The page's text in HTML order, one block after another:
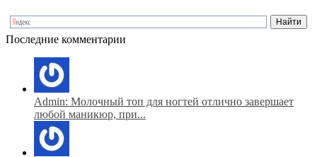
Последние комментарии
Admin: Молочный топ для ногтей отлично завершает
любой маникюр, при...